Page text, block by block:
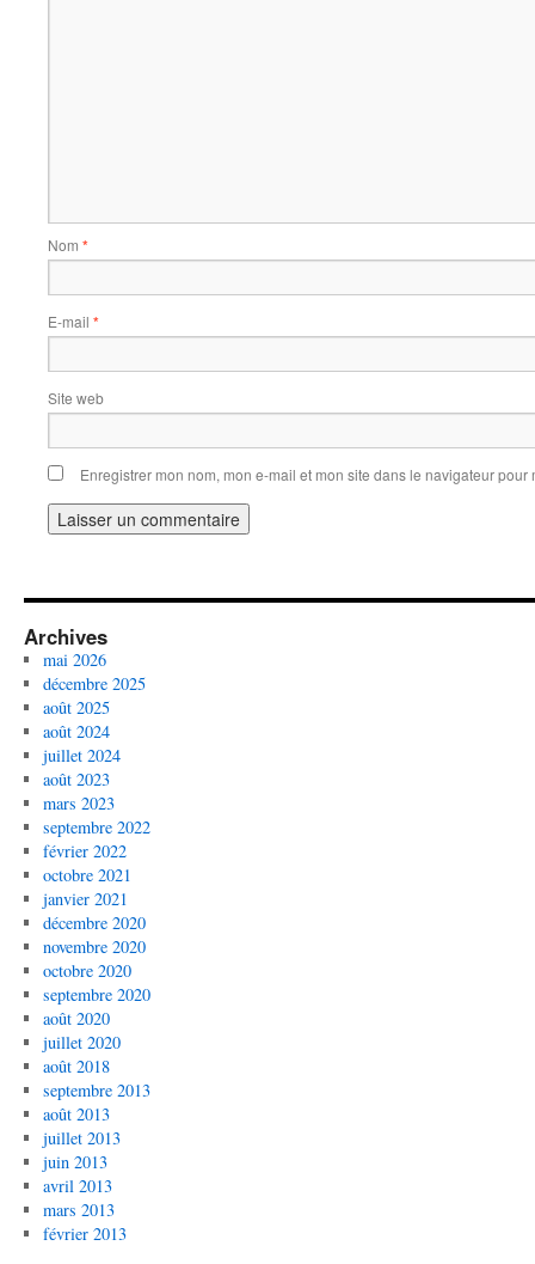
Nom *
E-mail *
Site web
Enregistrer mon nom, mon e-mail et mon site dans le navigateur
Archives
mai 2026
décembre 2025
août 2025
août 2024
juillet 2024
août 2023
mars 2023
septembre 2022
février 2022
octobre 2021
janvier 2021
décembre 2020
novembre 2020
octobre 2020
septembre 2020
août 2020
juillet 2020
août 2018
septembre 2013
août 2013
juillet 2013
juin 2013
avril 2013
mars 2013
février 2013